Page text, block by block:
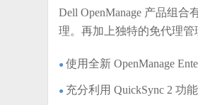
Dell OpenManage 产品组合
理。再加上独特的免代理管
●使用全新 OpenManage
● 充分利用 QuickSync 2 功